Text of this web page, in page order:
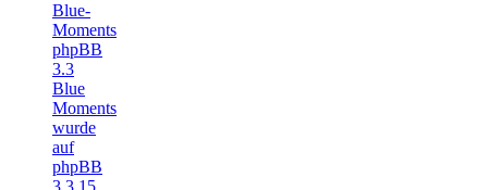
Blue-
Moments
phpBB
3.3
Blue
Moments
wurde
auf
phpBB